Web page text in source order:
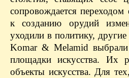
сопровождается
к созданию орудий
уходили в политику,
Komar & Melamid выбрали
площадки искусства. Их
объекты искусства. Для